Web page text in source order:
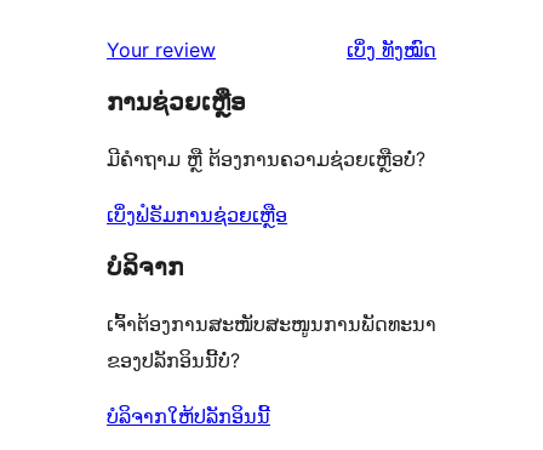
ລາຍການ
0
ລາຍການ
ຈຳນວນ
0
ດາວ
ຈຳນວນ
ລາຍການ
1
ດາວ
0
ລາຍການ
Your review ເບິ່ງ ຄຳ
ທັງໝົດ
ການຊ່ວຍເຫຼືອ
ມີຄຳຖາມ ຫຼື ຕ້ອງການຄວາມຊ່ວຍເຫຼືອບໍ່?
ເບິ່ງຟໍຣັມການຊ່ວຍເຫຼືອ
ບໍລິຈາກ
ເຈົ້າຕ້ອງການສະໜັບສະໜູນການພັດທະນາ
ຂອງປລັກອິນນີ້ບໍ່?
ບໍລິຈາກໃຫ້ປລັກອິນນີ້